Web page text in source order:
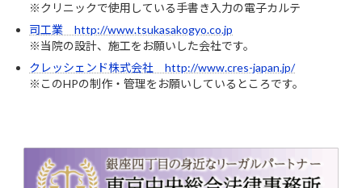
※クリニックで使用している手書き入力の電子カルテ
司工業 http://www.tsukasakogyo.co.jp
※当院の設計、施工をお願いした会社です。
クレッシェンド株式会社 http://www.cres-japan.jp/
※このHPの制作・管理をお願いしているところです。